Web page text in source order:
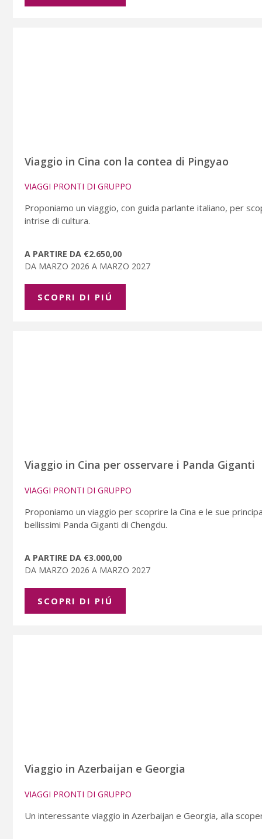
Viaggio in Cina con la contea di Pingyao
VIAGGI PRONTI DI GRUPPO
Proponiamo un viaggio, con guida parlante italiano, per
intrise di cultura.
A PARTIRE DA €2.650,00
DA MARZO 2026 A MARZO 2027
SCOPRI DI PIÚ
Viaggio in Cina per osservare i Panda Giganti
VIAGGI PRONTI DI GRUPPO
Proponiamo un viaggio per scoprire la Cina e le sue
bellissimi Panda Giganti di Chengdu.
A PARTIRE DA €3.000,00
DA MARZO 2026 A MARZO 2027
SCOPRI DI PIÚ
Viaggio in Azerbaijan e Georgia
VIAGGI PRONTI DI GRUPPO
Un interessante viaggio in Azerbaijan e Georgia, alla